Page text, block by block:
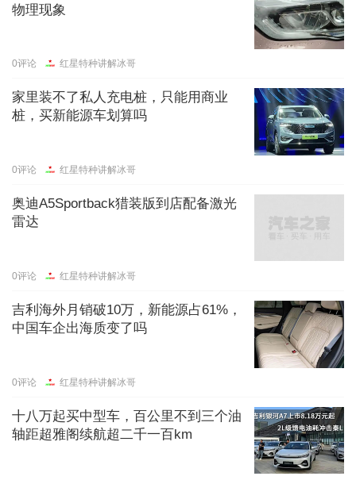
物理现象
0评论 红星特种讲解冰哥
家里装不了私人充电桩，只能用商业
桩，买新能源车划算吗
0评论 红星特种讲解冰哥
奥迪A5Sportback猎装版到店配备激光
雷达
0评论 红星特种讲解冰哥
吉利海外月销破10万，新能源占61%，
中国车企出海质变了吗
0评论 红星特种讲解冰哥
十八万起买中型车，百公里不到三个油
轴距超雅阁续航超二千一百km